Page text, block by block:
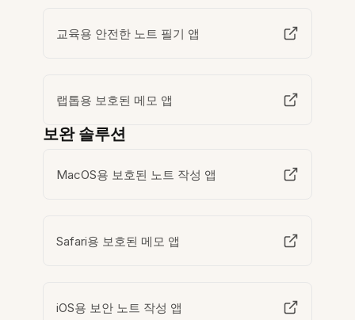
교육용 안전한 노트 필기 앱
랩톱용 보호된 메모 앱
보완 솔루션
MacOS용 보호된 노트 작성 앱
Safari용 보호된 메모 앱
iOS용 보안 노트 작성 앱